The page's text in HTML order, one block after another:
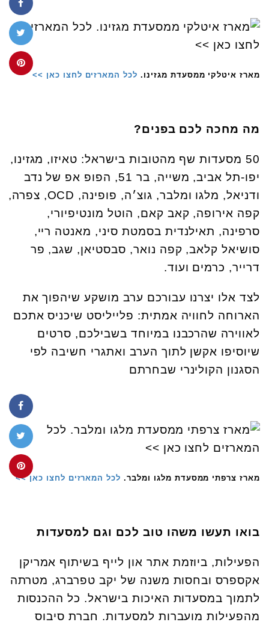
מארז איטלקי ממסעדת מגזינו. לכל המארזים לחצו כאן >>
מה מחכה לכם בפנים?
50 מסעדות שף מהטובות בישראל: טאיזו, מגזינו,
יפו-תל אביב, משייה, בר 51, הפופ אפ של נדב
ודניאל, מלגו ומלבר, גוצ׳ה, פופינה, OCD, צפרה,
קפה אירופה, קאב קאם, הוטל מונטיפיורי,
סרפינה, תאילנדית בסמטת סיני, מאנטה ריי,
סושיאל קלאב, קפה נואר, סבסטיאן, שגב, פר
דרייר, כרמים ועוד.
לצד אלו יצרנו עבורכם ערב מושקע שיהפוך את
הארוחה לחוויה אמתית: פלייליסט שיכניס אתכם
לאווירה שהרכבנו במיוחד בשבילכם, סרטים
שיוסיפו אקשן לתוך הערב ואתגרי חשיבה לפי
הסגנון הקולינרי שבחרתם
מארז צרפתי ממסעדת מלגו ומלבר. לכל המארזים לחצו כאן >>
בואו תעשו משהו טוב לכם וגם למסעדות
הפעילות, ביוזמת אתר און לייף בשיתוף אמריקן
אקספרס ובחסות משנה של יקב טפרברג, מטרתה
לתמוך במסעדות האיכות בישראל. כל ההכנסות
מהפעילות מועברות למסעדות. חברת סיבוס